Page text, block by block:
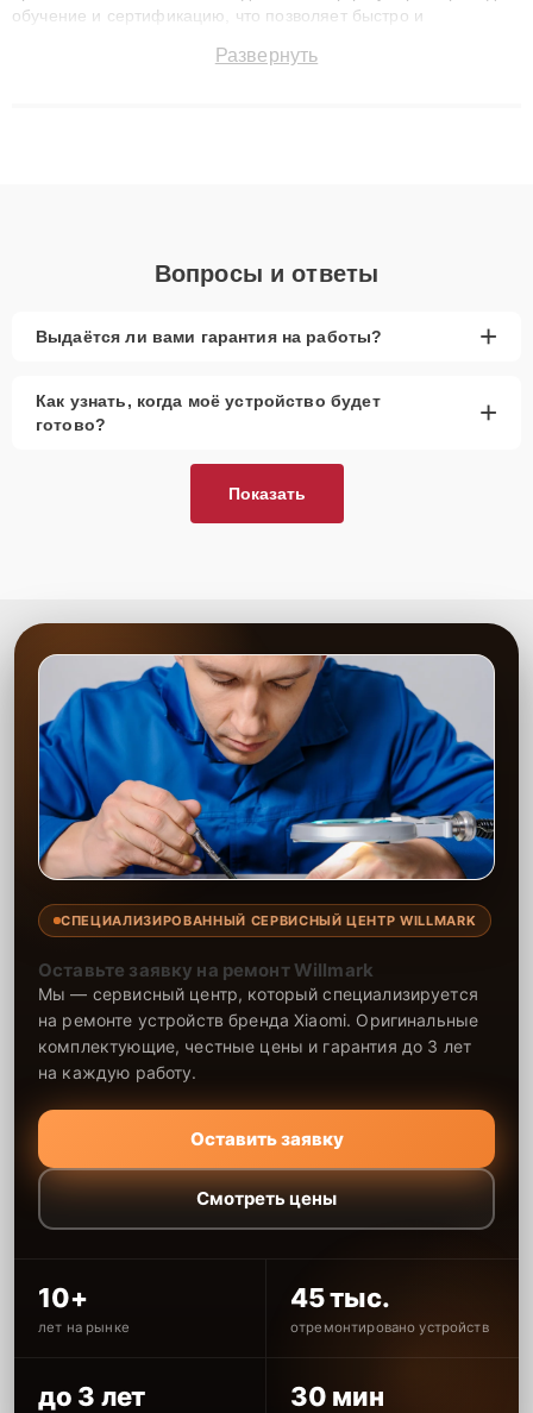
обучение и сертификацию, что позволяет быстро и
сохранением гарантии до 3 лет. Наши мастера решают
Развернуть
Вопросы и ответы
Выдаётся ли вами гарантия на работы? +
Как узнать, когда моё устройство будет
готово?
+
Показать
СПЕЦИАЛИЗИРОВАННЫЙ СЕРВИСНЫЙ ЦЕНТР WILLMARK
Оставьте заявку на ремонт Willmark
Мы — сервисный центр, который специализируется
на ремонте устройств бренда Xiaomi. Оригинальные
комплектующие, честные цены и гарантия до 3 лет
на каждую работу.
Оставить заявку
Смотреть цены
10+
лет на рынке
45 тыс.
отремонтировано устройств
до 3 лет 30 мин